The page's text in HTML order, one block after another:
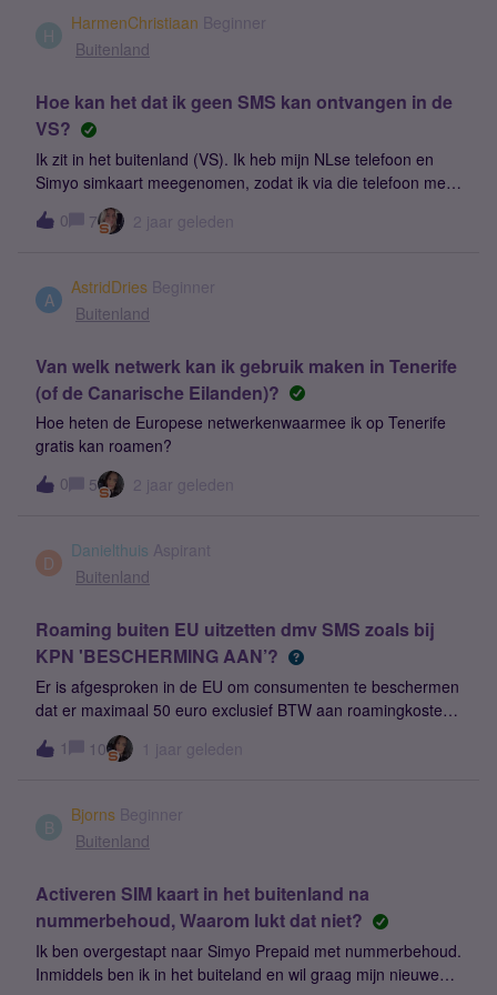
H
HarmenChristiaan Beginner
Buitenland
Hoe kan het dat ik geen SMS kan ontvangen in de
VS?
Ik zit in het buitenland (VS). Ik heb mijn NLse telefoon en
Simyo simkaart meegenomen, zodat ik via die telefoon met
mijn NLse nummer kan whatsappen. Dat is tenminste de
bedoeling. Mijn Simyo kaart kan niet worden geregistreerd
'bellen in het buitenland' aangevinkt op 'mijnsimyo'. Bij het
zoeken naar een netwerk vind ik wel 2 netwerken die als
kan registreren. Iemand enig idee hoe het kan dat mijn
telefoon geen netwerk vindt en hoe ik dit kan oplossen?
0 7 2 jaar geleden
A
AstridDries Beginner
Buitenland
Van welk netwerk kan ik gebruik maken in Tenerife
(of de Canarische Eilanden)?
Hoe heten de Europese netwerkenwaarmee ik op Tenerife
gratis kan roamen?
0
5 2 jaar geleden
D
Danielthuis Aspirant
Buitenland
Roaming buiten EU uitzetten dmv SMS zoals bij
KPN 'BESCHERMING AAN’?
Er is afgesproken in de EU om consumenten te beschermen
dat er maximaal 50 euro exclusief BTW aan roamingkosten
in korte tijd gemaakt mag worden en daarna de verbinding
geblokkeerd wordt. In de praktijk geldt dit dus voor roaming
uit te zetten dmv SMS met tekst BESCHERMING AAN naar
een nummer (1266), zie ook
abonnee-de-dataroaminglimiet-aanpassen-599699 Dan
wordt het bedrag van 50 euro exclusief BTW naar 0 euro
gebracht.Graag dit ook implementeren bij Simyo.Alvast dan
en groet
1 10 1 jaar geleden
B
Bjorns Beginner
Buitenland
Activeren SIM kaart in het buitenland na
nummerbehoud, Waarom lukt dat niet?
Ik ben overgestapt naar Simyo Prepaid met nummerbehoud.
Inmiddels ben ik in het buiteland en wil graag mijn nieuwe